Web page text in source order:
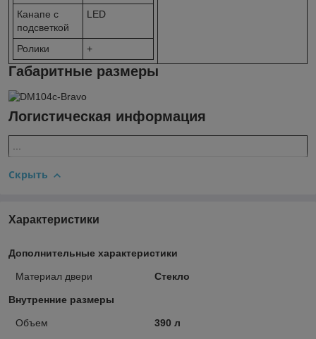
Канапе с
подсветкой
LED
Ролики +
Габаритные размеры
Логистическая информация
Скрыть
Характеристики
Дополнительные характеристики
Материал двери Стекло
Внутренние размеры
Объем 390 л